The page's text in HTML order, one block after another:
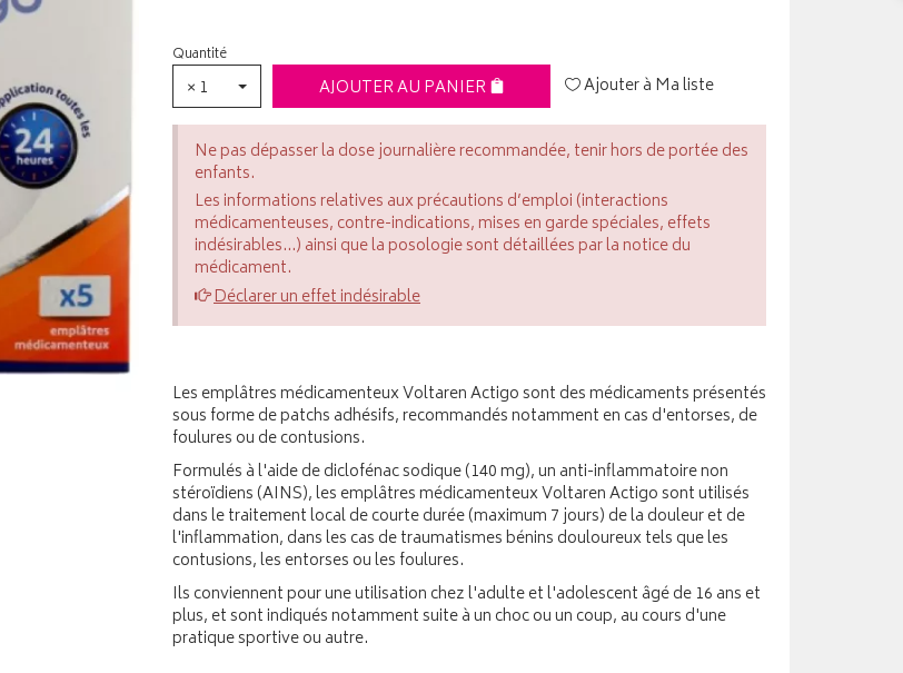
Quantité
× 1 AJOUTER AU PANIER Ajouter à Ma liste
Ne pas dépasser la dose journalière recommandée, tenir hors de portée des
enfants.
Les informations relatives aux précautions d’emploi (interactions
médicamenteuses, contre-indications, mises en garde spéciales, effets
indésirables...) ainsi que la posologie sont détaillées par la notice du
médicament.
Déclarer un effet indésirable
Les emplâtres médicamenteux Voltaren Actigo sont des médicaments présentés
sous forme de patchs adhésifs, recommandés notamment en cas d'entorses, de
foulures ou de contusions.
Formulés à l'aide de diclofénac sodique (140 mg), un anti-inflammatoire non
stéroïdiens (AINS), les emplâtres médicamenteux Voltaren Actigo sont utilisés
dans le traitement local de courte durée (maximum 7 jours) de la douleur et de
l'inflammation, dans les cas de traumatismes bénins douloureux tels que les
contusions, les entorses ou les foulures.
Ils conviennent pour une utilisation chez l'adulte et l'adolescent âgé de 16 ans et
plus, et sont indiqués notamment suite à un choc ou un coup, au cours d'une
pratique sportive ou autre.